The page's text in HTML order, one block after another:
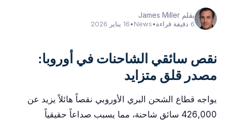
بقلم James Miller
6 دقيقة قراءة •
News
•16 يناير 2026
نقص سائقي الشاحنات في أوروبا:
مصدر قلق متزايد
يواجه قطاع الشحن البري الأوروبي نقصاً هائلاً يزيد عن
426,000 سائق شاحنة، مما يسبب صداعاً حقيقياً